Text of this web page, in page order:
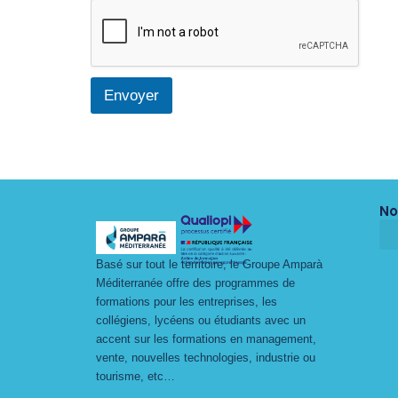
Envoyer
Basé sur tout le territoire, le Groupe Amparà
Méditerranée offre des programmes de
formations pour les entreprises, les
collégiens, lycéens ou étudiants avec un
accent sur les formations en management,
vente, nouvelles technologies, industrie ou
tourisme, etc…